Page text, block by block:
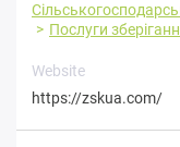
Послуги
Website
https://zskua.com/